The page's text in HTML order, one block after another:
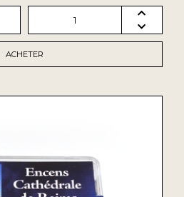
1
ACHETER